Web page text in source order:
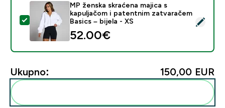
Odaberi ovaj proizvod - MP ženska skraćena majica
MP ženska skraćena majica s
kapuljačom i patentnim zatvaračem
Basics – bijela - XS
52.00€‎
Ukupno: 150,00 EUR‎